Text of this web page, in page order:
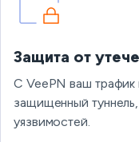
Защита от
С VeePN ваш трафик
защищенный
уязвимостей.